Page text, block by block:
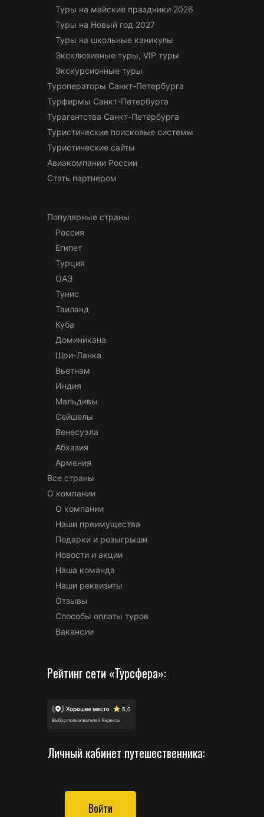
Туры на майские праздники 2026
Туры на Новый год 2027
Туры на школьные каникулы
Эксклюзивные туры, VIP туры
Экскурсионные туры
Туроператоры Санкт-Петербурга
Турфирмы Санкт-Петербурга
Турагентства Санкт-Петербурга
Туристические поисковые системы
Туристические сайты
Авиакомпании России
Стать партнером
Популярные страны
Россия
Египет
Турция
ОАЭ
Тунис
Таиланд
Куба
Доминикана
Шри-Ланка
Вьетнам
Индия
Мальдивы
Сейшелы
Венесуэла
Абхазия
Армения
Все страны
О компании
О компании
Наши преимущества
Подарки и розыгрыши
Новости и акции
Наша команда
Наши реквизиты
Отзывы
Способы оплаты туров
Вакансии
Рейтинг сети «Турсфера»:
Личный кабинет путешественника:
Войти